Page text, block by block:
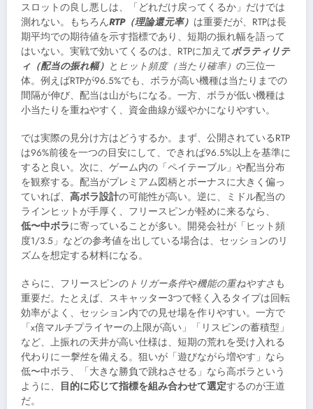
スロットの良し悪しは、「どれだけ戻ってくるか」だけでは
測れない。もちろんRTP（理論還元率） は重要だが、RTPは長
期平均での期待値を示す指標であり、短期の振れ幅を語って
はいない。実戦で効いてくるのは、RTPに加えてボラティリテ
ィ（配当の振れ幅） と ヒット頻度（当たり確率） の三位一
体。例えばRTPが96.5%でも、ボラが高い機種は当たりまでの
間隔が伸び、配当は山がちになる。一方、ボラが低い機種は
小当たりを重ねやすく、資金曲線が緩やかになりやすい。
では実際の見分け方はどうするか。まず、公開されているRTP
は96%前後を一つの目安にして、できれば96.5%以上を基準に
すると良い。次に、ゲーム内の「ペイテーブル」や配当分布
を観察する。配当がプレミアム図柄とボーナスに大きく偏っ
ていれば、 高ボラ設計の可能性が高い。逆に、ミドル配当の
ラインヒットが手厚く、フリースピンが軽めに来るなら、
低〜中ボラに寄っていることが多い。開発会社が「ヒット頻
度1/3.5」などの参考値を出している場合は、セッションのリ
ズムを想定する材料になる。
さらに、フリースピンの トリガー条件や機能の重ねやすさ も
重要だ。たとえば、スキャッター3つで軽く入るタイプは回転
効率がよく、セッション内での見せ場を作りやすい。一方で
「x倍マルチプライヤーの上限が高い」「リスピンの蓄積型」
など、上振れの天井が高い仕様は、短期の荒れを受け入れる
代わりに一撃性を備える。狙いが「遊びながら増やす」なら
低〜中ボラ、「大きな勝負で跳ねさせる」なら高ボラという
ように、
目的に応じて指標を組み合わせて選定するのが王道
だ。